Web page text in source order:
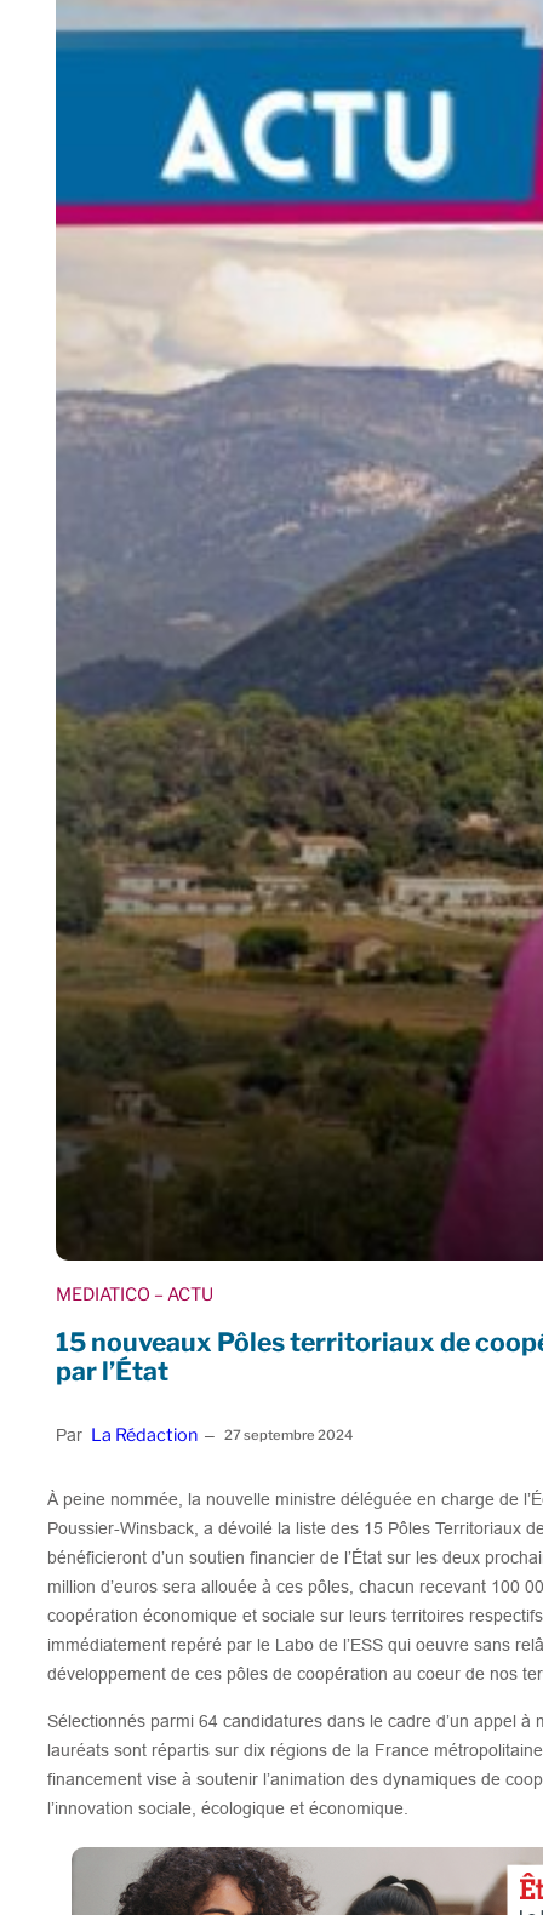
MEDIATICO – ACTU
15 nouveaux Pôles territoriaux de
par l’État
Par La Rédaction – 27 septembre 2024
À peine nommée, la nouvelle ministre déléguée en charge de
Poussier-Winsback, a dévoilé la liste des 15 Pôles Territoriaux
bénéficieront d’un soutien financier de l’État sur les deux
million d’euros sera allouée à ces pôles, chacun recevant 100
coopération économique et sociale sur leurs territoires
immédiatement repéré par le Labo de l’ESS qui oeuvre sans
développement de ces pôles de coopération au coeur de nos
Sélectionnés parmi 64 candidatures dans le cadre d’un appel à
lauréats sont répartis sur dix régions de la France
financement vise à soutenir l’animation des dynamiques de
l’innovation sociale, écologique et économique.